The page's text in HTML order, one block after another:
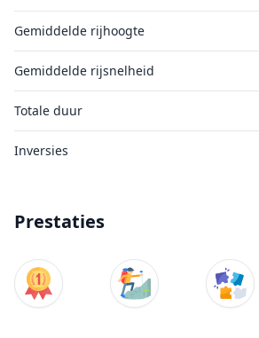
Gemiddelde rijhoogte
Gemiddelde rijsnelheid
Totale duur
Inversies
Prestaties